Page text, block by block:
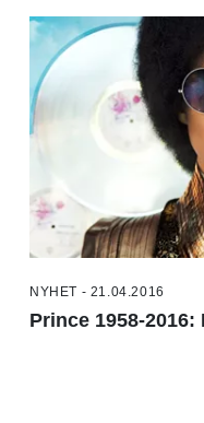
NYHET - 21.04.2016
Prince 1958-